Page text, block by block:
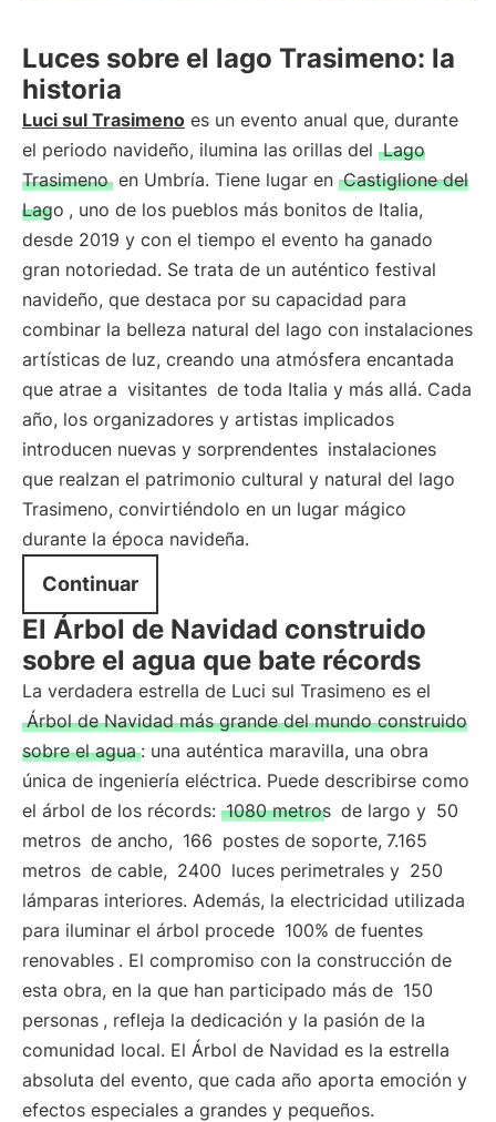
Luces sobre el lago Trasimeno: la
historia
Luci sul Trasimeno es un evento anual que, durante
el periodo navideño, ilumina las orillas del Lago
Trasimeno en Umbría. Tiene lugar en Castiglione del
Lago , uno de los pueblos más bonitos de Italia,
desde 2019 y con el tiempo el evento ha ganado
gran notoriedad. Se trata de un auténtico festival
navideño, que destaca por su capacidad para
combinar la belleza natural del lago con instalaciones
artísticas de luz, creando una atmósfera encantada
que atrae a visitantes de toda Italia y más allá. Cada
año, los organizadores y artistas implicados
introducen nuevas y sorprendentes instalaciones
que realzan el patrimonio cultural y natural del lago
Trasimeno, convirtiéndolo en un lugar mágico
durante la época navideña.
Continuar
El Árbol de Navidad construido
sobre el agua que bate récords
La verdadera estrella de Luci sul Trasimeno es el
Árbol de Navidad más grande del mundo construido
sobre el agua : una auténtica maravilla, una obra
única de ingeniería eléctrica. Puede describirse como
el árbol de los récords: 1080 metros de largo y 50
metros de ancho, 166 postes de soporte, 7.165
metros de cable, 2400 luces perimetrales y 250
lámparas interiores. Además, la electricidad utilizada
para iluminar el árbol procede 100% de fuentes
renovables . El compromiso con la construcción de
esta obra, en la que han participado más de 150
personas , refleja la dedicación y la pasión de la
comunidad local. El Árbol de Navidad es la estrella
absoluta del evento, que cada año aporta emoción y
efectos especiales a grandes y pequeños.